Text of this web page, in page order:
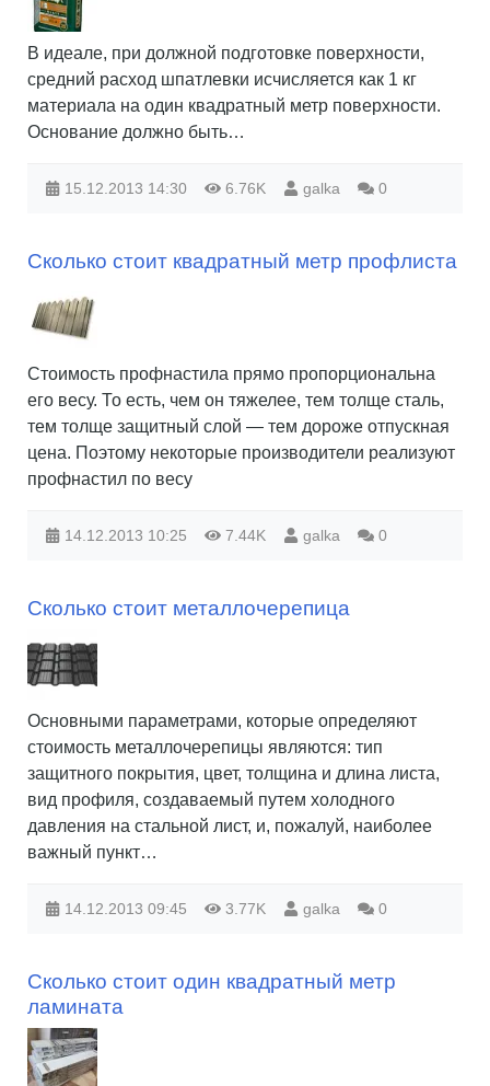
В идеале, при должной подготовке поверхности,
средний расход шпатлевки исчисляется как 1 кг
материала на один квадратный метр поверхности.
Основание должно быть…
15.12.2013 14:30 6.76K galka 0
Сколько стоит квадратный метр профлиста
Стоимость профнастила прямо пропорциональна
его весу. То есть, чем он тяжелее, тем толще сталь,
тем толще защитный слой — тем дороже отпускная
цена. Поэтому некоторые производители реализуют
профнастил по весу
14.12.2013 10:25 7.44K galka 0
Сколько стоит металлочерепица
Основными параметрами, которые определяют
стоимость металлочерепицы являются: тип
защитного покрытия, цвет, толщина и длина листа,
вид профиля, создаваемый путем холодного
давления на стальной лист, и, пожалуй, наиболее
важный пункт…
14.12.2013 09:45 3.77K galka 0
Сколько стоит один квадратный метр
ламината